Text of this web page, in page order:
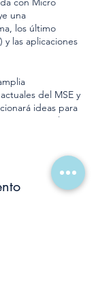
una
los último
y las aplicaciones
del MSE y
ideas para
quieran realizar
comida y